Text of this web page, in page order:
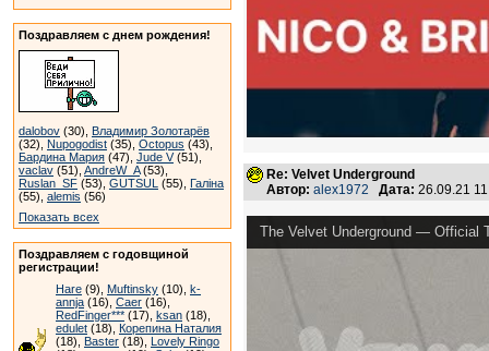
Поздравляем с днем рождения!
dalobov (30), Владимир Золотарёв
(32), Nupogodist (35), Octopus (43),
Бардина Мария (47), Jude V(51),
vaclav (51), AndreW_A(53),
Ruslan_SF (53), GUTSUL (55), Галіна
(55), alemis (56)
Показать всех
Поздравляем с годовщиной
регистрации!
Hare (9), Muftinsky (10), k-
annja (16), Caer (16),
RedFinger*** (17), ksan (18),
edulet (18), Корепина Наталия
(18), Baster (18), Lovely Ringo
Re: Velvet Underground
Автор: alex1972 Дата: 26.09.21
The Velvet Underground — Official